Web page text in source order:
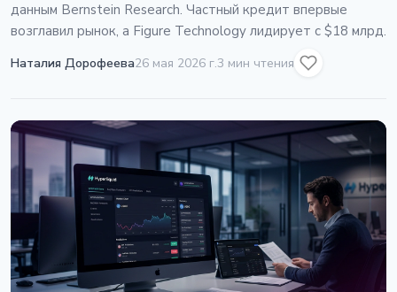
данным Bernstein Research. Частный кредит впервые
возглавил рынок, а Figure Technology лидирует с $18 млрд.
Наталия Дорофеева26 мая 2026 г.3 мин чтения